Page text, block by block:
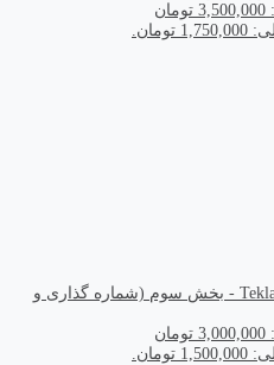
قیمت اصلی: 3,500,000 تومان
آموزش نرم افزار Tekla Structures - بخش سوم (شماره گذاری و
قیمت اصلی: 3,000,000 تومان